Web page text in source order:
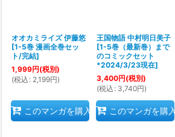
オオカミライズ 伊藤悠
[1-5巻 漫画全巻セッ
ト/完結]
1,999円(税別)
(税込 : 2,199円)
このマンガを購入
王国物語 中村明日美子
[1-5巻（最新巻）まで
のコミックセット
*2024/3/23現在]
3,400円(税別)
(税込 : 3,740円)
このマンガを購入